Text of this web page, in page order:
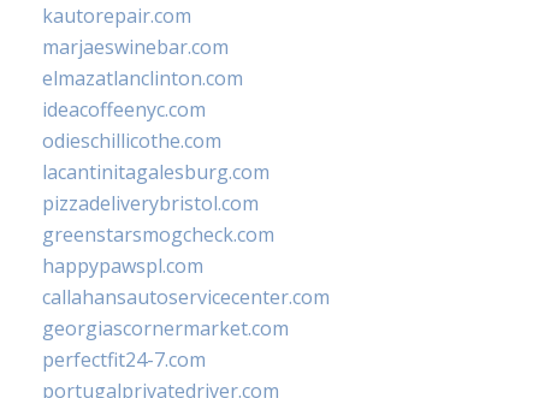
kautorepair.com
marjaeswinebar.com
elmazatlanclinton.com
ideacoffeenyc.com
odieschillicothe.com
lacantinitagalesburg.com
pizzadeliverybristol.com
greenstarsmogcheck.com
happypawspl.com
callahansautoservicecenter.com
georgiascornermarket.com
perfectfit24-7.com
portugalprivatedriver.com